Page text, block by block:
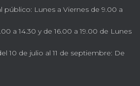
público: Lunes a Viernes de 9.00 a
a 14.30 y de 16.00 a 19.00 de Lunes
10 de julio al 11 de septiembre: De